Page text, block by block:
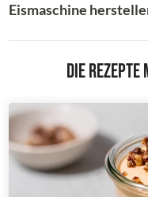
Eismaschine
Die